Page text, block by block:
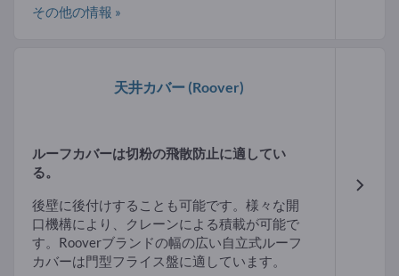
その他の情報 »
天井カバー (Roover)
ルーフカバーは切粉の飛散防止に適してい
る。
後壁に後付けすることも可能です。様々な開
口機構により、クレーンによる積載が可能で
す。Rooverブランドの幅の広い自立式ルーフ
カバーは門型フライス盤に適しています。